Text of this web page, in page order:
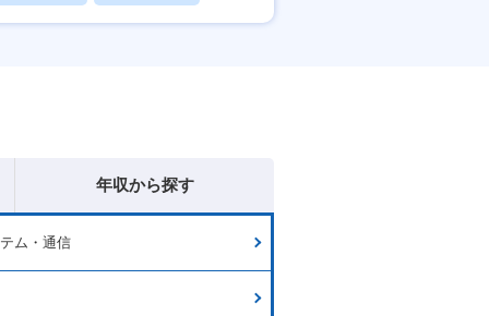
・育休あり
年収から探す
ム・通信